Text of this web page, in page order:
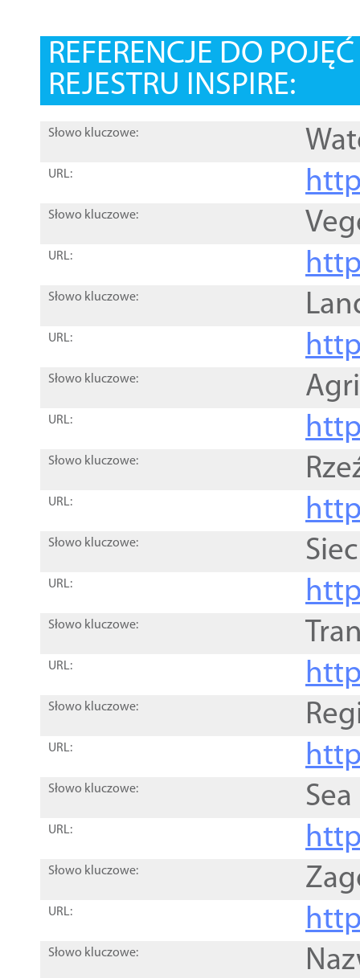
REFERENCJE DO
REJESTRU INSPIRE:
Słowo kluczowe:
URL:
Słowo kluczowe:
URL:
Słowo kluczowe:
URL:
Słowo kluczowe:
URL:
Słowo kluczowe:
URL:
Słowo kluczowe:
URL:
Słowo kluczowe:
URL:
Słowo kluczowe:
URL:
Słowo kluczowe:
URL:
Słowo kluczowe:
URL:
Słowo kluczowe: